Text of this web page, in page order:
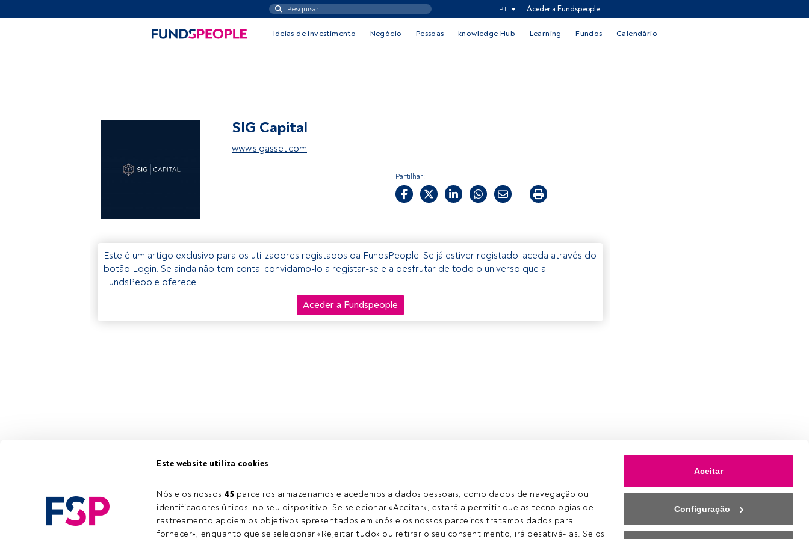
Este website utiliza cookies
Nós e os nossos 45 parceiros armazenamos e acedemos a dados pessoais, como dados de navegação ou
identificadores únicos, no seu dispositivo. Se selecionar «Aceitar», estará a permitir que as tecnologias de
rastreamento apoiem os objetivos apresentados em «nós e os nossos parceiros tratamos dados para
fornecer», enquanto que se selecionar «Rejeitar tudo» ou retirar o seu consentimento, irá desativá-las. Se os
Aceitar
Configuração
PT Aceder a Fundspeople
Ideias de investimento Negócio Pessoas knowledge Hub Learning Fundos Calendário
SIG Capital
www.sigasset.com
Partilhar:
Este é um artigo exclusivo para os utilizadores registados da FundsPeople. Se já estiver registado, aceda através do
botão Login. Se ainda não tem conta, convidamo-lo a registar-se e a desfrutar de todo o universo que a
FundsPeople oferece.
Aceder a Fundspeople